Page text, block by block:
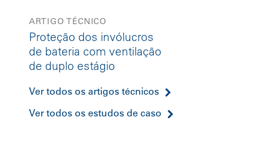
ARTIGO TÉCNICO
Proteção dos invólucros
de bateria com ventilação
de duplo estágio
Ver todos os artigos técnicos
Ver todos os estudos de caso